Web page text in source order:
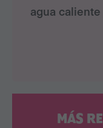
MÁS
agua